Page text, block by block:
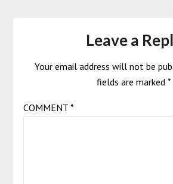
Leave a
Your email address will not be
fields are marked *
COMMENT *